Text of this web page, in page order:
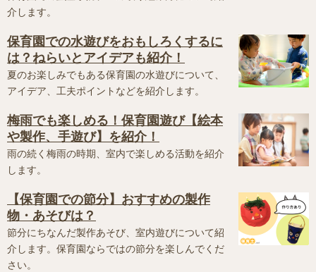
介します。
保育園での水遊びをおもしろくするに
は？ねらいとアイデアも紹介！
夏のお楽しみでもある保育園の水遊びについて、
アイデア、工夫ポイントなどを紹介します。
梅雨でも楽しめる！保育園遊び【絵本
や製作、手遊び】を紹介！
雨の続く梅雨の時期、室内で楽しめる活動を紹介
します。
【保育園での節分】おすすめの製作
物・あそびは？
節分にちなんだ製作あそび、室内遊びについて紹
介します。保育園ならではの節分を楽しんでくだ
さい。